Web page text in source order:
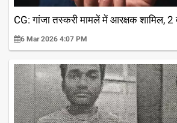
CG: गांजा तस्करी मामलें में आरक्षक शामिल, 2
6 Mar 2026 4:07 PM